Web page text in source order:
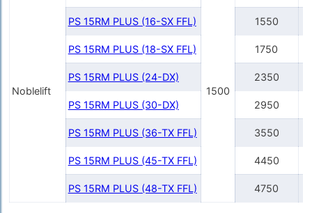
Noblelift 1500
PS 15RM PLUS (16-SX FFL) 1550
PS 15RM PLUS (18-SX FFL) 1750
PS 15RM PLUS (24-DX) 2350
PS 15RM PLUS (30-DX) 2950
PS 15RM PLUS (36-TX FFL) 3550
PS 15RM PLUS (45-TX FFL) 4450
PS 15RM PLUS (48-TX FFL) 4750